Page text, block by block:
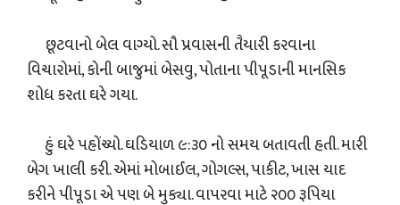
છૂટવાનો બેલ વાગ્યો. સૌ પ્રવાસની તૈયારી કરવાના
વિચારોમાં, કોની બાજુમાં બેસવુ, પોતાના પીપૂડાની માનસિક
શોધ કરતા ઘરે ગયા.
હું ઘરે પહોંચ્યો. ઘડિયાળ ૯:૩૦ નો સમય બતાવતી હતી. મારી
બેગ ખાલી કરી. એમાં મોબાઈલ, ગોગલ્સ, પાકીટ, ખાસ યાદ
કરીને પીપૂડા એ પણ બે મુક્યા. વાપરવા માટે ૨૦૦ રૂપિયા